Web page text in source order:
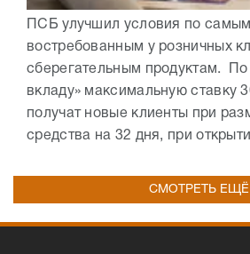
ПСБ улучшил условия по самым
востребованным у розничных
сберегательным продуктам.
вкладу» максимальную ставку
получат новые клиенты при
средства на 32 дня, при
СМОТРЕТЬ ЕЩЁ